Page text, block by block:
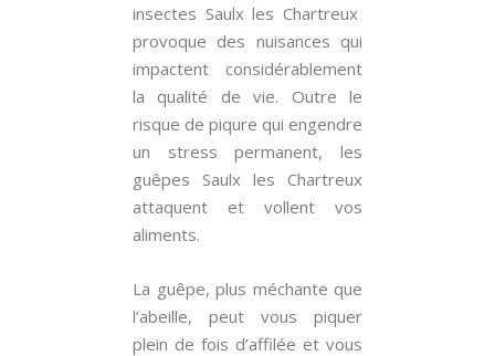
insectes Saulx les Chartreux
provoque des nuisances qui
impactent considérablement
la qualité de vie. Outre le
risque de piqure qui engendre
un stress permanent, les
guêpes Saulx les Chartreux
attaquent et vollent vos
aliments.
La guêpe, plus méchante que
l’abeille, peut vous piquer
plein de fois d’affilée et vous